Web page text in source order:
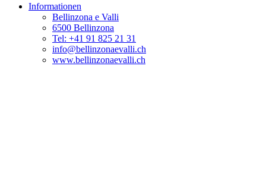
Informationen
Bellinzona e Valli
6500 Bellinzona
Tel: +41 91 825 21 31
info@bellinzonaevalli.ch
www.bellinzonaevalli.ch